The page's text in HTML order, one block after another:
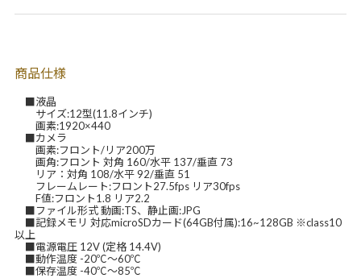
商品仕様
■液晶
サイズ:12型(11.8インチ)
画素:1920×440
■カメラ
画素:フロント/リア200万
画角:フロント 対角 160/水平 137/垂直 73
リア：対角 108/水平 92/垂直 51
フレームレート:フロント27.5fps リア30fps
F値:フロント1.8 リア2.2
■ファイル形式 動画:TS、静止画:JPG
■記録メモリ 対応microSDカード(64GB付属):16~128GB ※class10
以上
■電源電圧 12V (定格 14.4V)
■動作温度 -20℃～60℃
■保存温度 -40℃～85℃